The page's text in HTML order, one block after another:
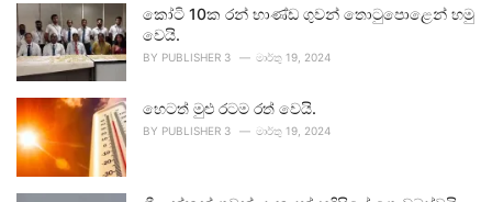
කෝටි 10ක රන් භාණ්ඩ ගුවන් තොටුපොළෙන් හමු
වෙයි.
BY PUBLISHER 3 මාර්තු 19, 2024
හෙටත් මුළු රටම රත් වෙයි.
BY PUBLISHER 3 මාර්තු 19, 2024